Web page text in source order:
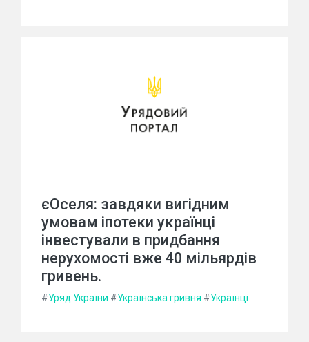
єОселя: завдяки вигідним
умовам іпотеки українці
інвестували в придбання
нерухомості вже 40 мільярдів
гривень.
#Уряд України #Українська гривня #Українці